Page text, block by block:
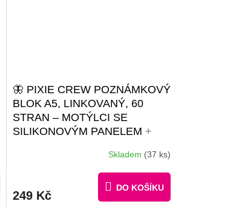
🦋 PIXIE CREW POZNÁMKOVÝ
BLOK A5, LINKOVANÝ, 60
STRAN – MOTÝLCI SE
SILIKONOVÝM PANELEM +
NÁPADŮ + 30 KS ČERNÝCH
Skladem (37 ks)
249 Kč
DO KOŠÍKU